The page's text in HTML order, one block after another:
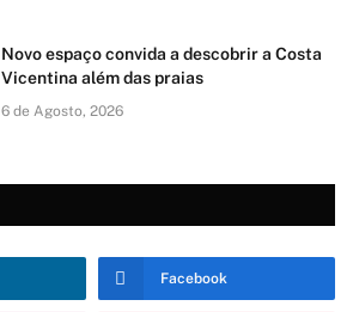
Novo espaço convida a descobrir a Costa
Vicentina além das praias
6 de Agosto, 2026
Facebook